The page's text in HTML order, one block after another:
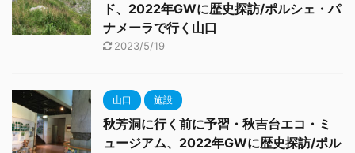
ド、2022年GWに歴史探訪/ポルシェ・パ
ナメーラで行く山口
2023/5/19
山口 施設
秋芳洞に行く前に予習・秋吉台エコ・ミ
ュージアム、2022年GWに歴史探訪/ポル